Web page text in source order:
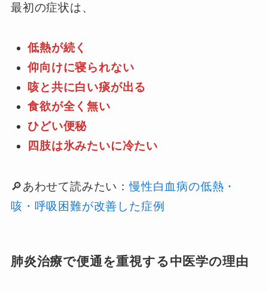
最初の症状は、
低熱が続く
仰向けに寝られない
咳と共に白い痰が出る
食欲が全く無い
ひどい便秘
四肢は氷みたいに冷たい
🔎あわせて読みたい：慢性白血病の低熱・
咳・呼吸困難が改善した症例
肺炎治療で便通を重視する中医学の理由